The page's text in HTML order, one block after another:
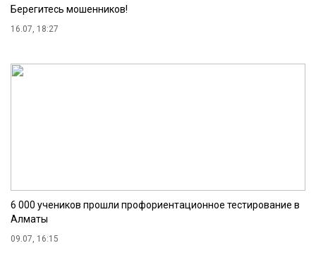
Берегитесь мошенников!
16.07, 18:27
6 000 учеников прошли профориентационное тестирование в
Алматы
09.07, 16:15